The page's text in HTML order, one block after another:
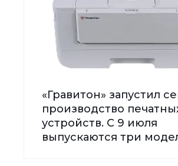
«Гравитон» запустил
производство
устройств. С 9 июля
выпускаются три